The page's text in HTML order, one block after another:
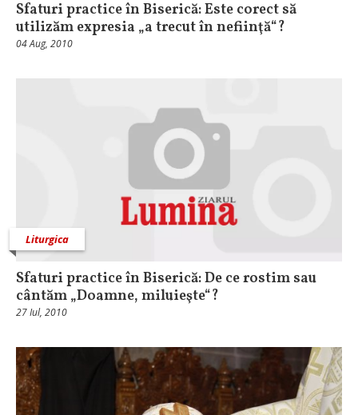
Sfaturi practice în Biserică: Este corect să
utilizăm expresia „a trecut în nefiinţă“?
04 Aug, 2010
Liturgica
Sfaturi practice în Biserică: De ce rostim sau
cântăm „Doamne, miluieşte“?
27 Iul, 2010